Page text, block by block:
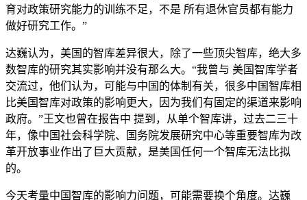
育对政策研究能力的训练不足，不是 所有退休官员都有能力
做好研究工作。”
达巍认为，美国的智库差异很大，除了一些顶尖智库，绝大多
数智库的研究其实影响并没有那么大。“我曾与 美国智库学者
交流过，他们认为，可能与中国的体制有关，很多中国智库相
比美国智库对政策的影响更大，因为我们有固定的渠道来影响
政府。”王文也曾在报告中 提到，从单个智库讲，过去二三十
年，像中国社会科学院、国务院发展研究中心等重要智库为改
革开放事业作出了巨大贡献，是美国任何一个智库无法比拟
的。
今天考量中国智库的影响力问题，可能需要换个角度。达巍